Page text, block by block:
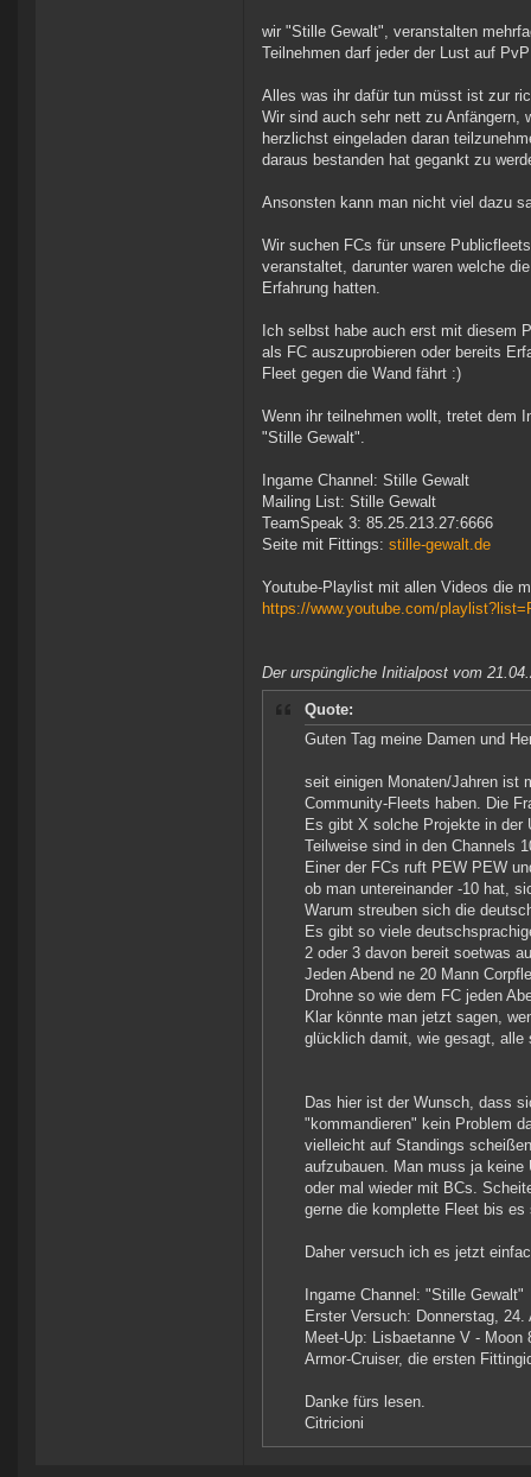
wir "Stille Gewalt", veranstalten
Teilnehmen darf jeder der Lust auf
Alles was ihr dafür tun müsst ist zur
Wir sind auch sehr nett zu Anfängern,
herzlichst eingeladen daran
daraus bestanden hat gegankt zu
Ansonsten kann man nicht viel dazu
Wir suchen FCs für unsere
veranstaltet, darunter waren welche
Erfahrung hatten.
Ich selbst habe auch erst mit diesem
als FC auszuprobieren oder bereits
Fleet gegen die Wand fährt :)
Wenn ihr teilnehmen wollt, tretet dem
"Stille Gewalt".
Ingame Channel: Stille Gewalt
Mailing List: Stille Gewalt
TeamSpeak 3: 85.25.213.27:6666
Seite mit Fittings: stille-gewalt.de
Youtube-Playlist mit allen Videos die
https://www.youtube.com/
Der urspüngliche Initialpost vom
Quote:
Guten Tag meine Damen und
seit einigen Monaten/Jahren ist
Community-Fleets haben. Die
Es gibt X solche Projekte in
Teilweise sind in den Channels
Einer der FCs ruft PEW PEW
ob man untereinander -10 hat,
Warum streuben sich die
Es gibt so viele
2 oder 3 davon bereit soetwas
Jeden Abend ne 20 Mann
Drohne so wie dem FC jeden
Klar könnte man jetzt sagen,
glücklich damit, wie gesagt,
Das hier ist der Wunsch, dass
"kommandieren" kein Problem
vielleicht auf Standings
aufzubauen. Man muss ja
oder mal wieder mit BCs.
gerne die komplette Fleet bis
Daher versuch ich es jetzt
Ingame Channel: "Stille Gewalt"
Erster Versuch: Donnerstag, 24.
Meet-Up: Lisbaetanne V -
Armor-Cruiser, die ersten
Danke fürs lesen.
Citricioni